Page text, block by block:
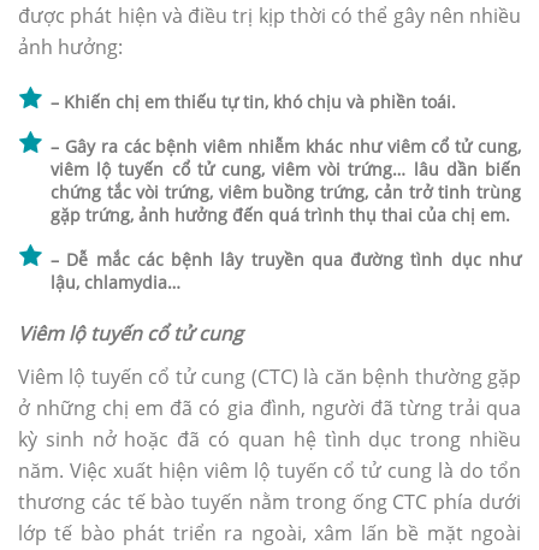
được phát hiện và điều trị kịp thời có thể gây nên nhiều
ảnh hưởng:
– Khiến chị em thiếu tự tin, khó chịu và phiền toái.
– Gây ra các bệnh viêm nhiễm khác như viêm cổ tử cung,
viêm lộ tuyến cổ tử cung, viêm vòi trứng… lâu dần biến
chứng tắc vòi trứng, viêm buồng trứng, cản trở tinh trùng
gặp trứng, ảnh hưởng đến quá trình thụ thai của chị em.
– Dễ mắc các bệnh lây truyền qua đường tình dục như
lậu, chlamydia…
Viêm lộ tuyến cổ tử cung
Viêm lộ tuyến cổ tử cung (CTC) là căn bệnh thường gặp
ở những chị em đã có gia đình, người đã từng trải qua
kỳ sinh nở hoặc đã có quan hệ tình dục trong nhiều
năm. Việc xuất hiện viêm lộ tuyến cổ tử cung là do tổn
thương các tế bào tuyến nằm trong ống CTC phía dưới
lớp tế bào phát triển ra ngoài, xâm lấn bề mặt ngoài